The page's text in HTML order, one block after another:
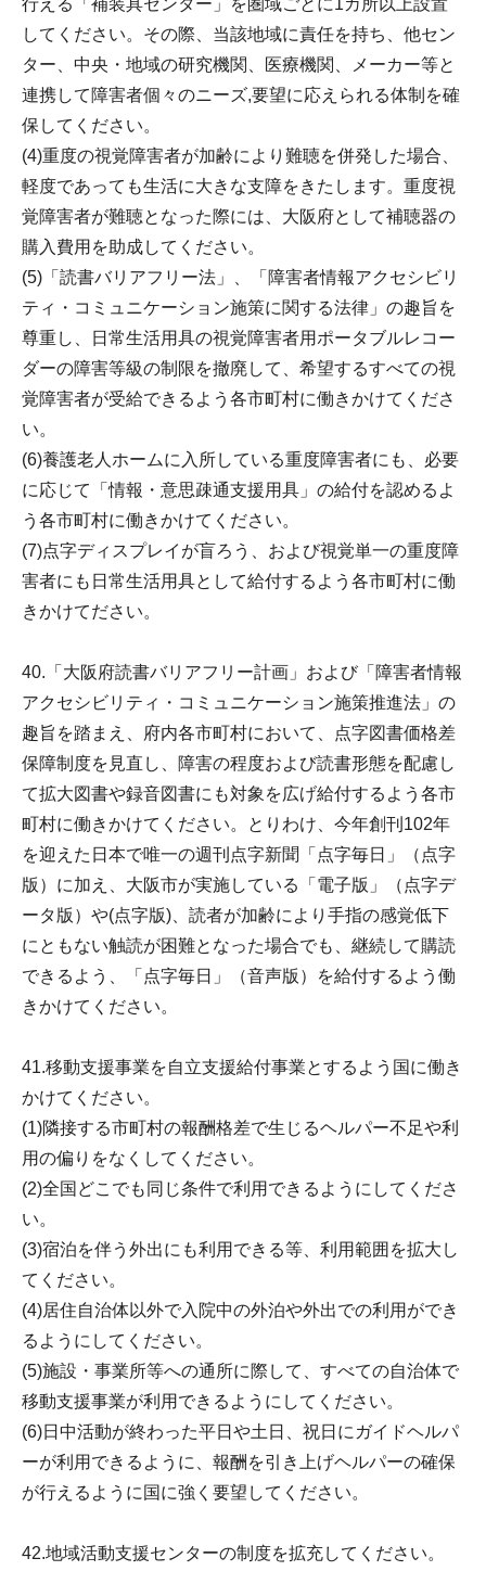
行える「補装具センター」を圏域ごとに1カ所以上設置
してください。その際、当該地域に責任を持ち、他セン
ター、中央・地域の研究機関、医療機関、メーカー等と
連携して障害者個々のニーズ,要望に応えられる体制を確
保してください。
(4)重度の視覚障害者が加齢により難聴を併発した場合、
軽度であっても生活に大きな支障をきたします。重度視
覚障害者が難聴となった際には、大阪府として補聴器の
購入費用を助成してください。
(5)「読書バリアフリー法」、「障害者情報アクセシビリ
ティ・コミュニケーション施策に関する法律」の趣旨を
尊重し、日常生活用具の視覚障害者用ポータブルレコー
ダーの障害等級の制限を撤廃して、希望するすべての視
覚障害者が受給できるよう各市町村に働きかけてくださ
い。
(6)養護老人ホームに入所している重度障害者にも、必要
に応じて「情報・意思疎通支援用具」の給付を認めるよ
う各市町村に働きかけてください。
(7)点字ディスプレイが盲ろう、および視覚単一の重度障
害者にも日常生活用具として給付するよう各市町村に働
きかけてださい。
40.「大阪府読書バリアフリー計画」および「障害者情報
アクセシビリティ・コミュニケーション施策推進法」の
趣旨を踏まえ、府内各市町村において、点字図書価格差
保障制度を見直し、障害の程度および読書形態を配慮し
て拡大図書や録音図書にも対象を広げ給付するよう各市
町村に働きかけてください。とりわけ、今年創刊102年
を迎えた日本で唯一の週刊点字新聞「点字毎日」（点字
版）に加え、大阪市が実施している「電子版」（点字デ
ータ版）や(点字版)、読者が加齢により手指の感覚低下
にともない触読が困難となった場合でも、継続して購読
できるよう、「点字毎日」（音声版）を給付するよう働
きかけてください。
41.移動支援事業を自立支援給付事業とするよう国に働き
かけてください。
(1)隣接する市町村の報酬格差で生じるヘルパー不足や利
用の偏りをなくしてください。
(2)全国どこでも同じ条件で利用できるようにしてくださ
い。
(3)宿泊を伴う外出にも利用できる等、利用範囲を拡大し
てください。
(4)居住自治体以外で入院中の外泊や外出での利用ができ
るようにしてください。
(5)施設・事業所等への通所に際して、すべての自治体で
移動支援事業が利用できるようにしてください。
(6)日中活動が終わった平日や土日、祝日にガイドヘルパ
ーが利用できるように、報酬を引き上げヘルパーの確保
が行えるように国に強く要望してください。
42.地域活動支援センターの制度を拡充してください。